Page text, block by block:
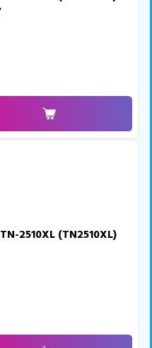
2510XL (TN2510XL)